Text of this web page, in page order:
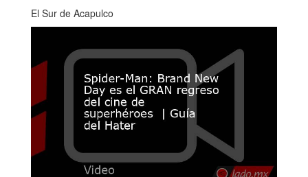
El Sur de Acapulco